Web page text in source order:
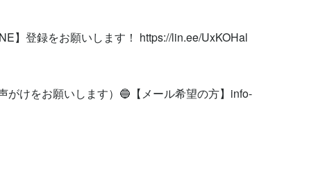
】登録をお願いします！ https://lin.ee/UxKOHal
がけをお願いします）🔵【メール希望の方】 info-